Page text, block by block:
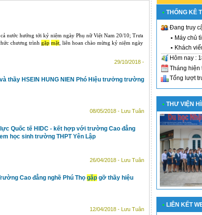
nước hướng tới kỷ niệm ngày Phụ nữ Việt Nam 20/10; Trưa
chương trình gặp mặt , liên hoan chào mừng kỷ niệm ngày
29/10/2018 -
thầy HSEIN HUNG NIEN Phó Hiệu trưởng trường
08/05/2018 - Lưu Tuân
Quốc tế HIDC - kết hợp với trường Cao đẳng
học sinh trường THPT Yên Lập
26/04/2018 - Lưu Tuân
Cao đẳng nghề Phú Thọ gặp gỡ thầy hiệu
12/04/2018 - Lưu Tuân
• THỐNG KÊ
Đang truy
• Máy chủ
• Khách
Hôm nay :
Tháng hiện
Tổng lượt
• THƯ VIỆN
• LIÊN KẾT